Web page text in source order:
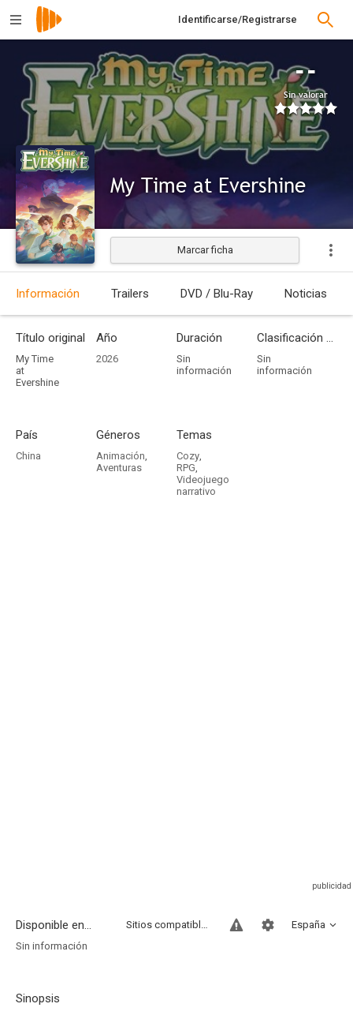
Identificarse/Registrarse
--
Sin valorar
My Time at Evershine
Marcar ficha
Información Trailers DVD / Blu-Ray Noticias
Título original
My Time
at
Evershine
Año
2026
Duración
Sin
información
Clasificación por edades
Sin
información
País
China
Géneros
Animación,
Aventuras
Temas
Cozy,
RPG,
Videojuego
narrativo
Disponible en... España
Sitios compatibles
Sin información
Sinopsis